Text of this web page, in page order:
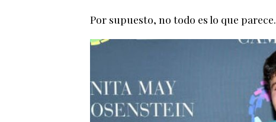
Por supuesto, no todo es lo que parece.